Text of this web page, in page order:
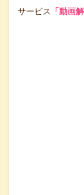
サービス 「動画